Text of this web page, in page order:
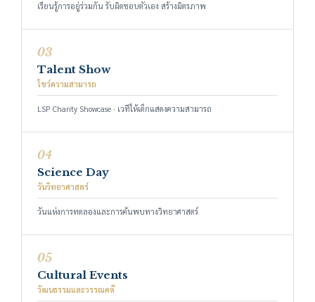
เรียนรู้การอยู่ร่วมกัน รับผิดชอบตัวเอง สร้างมิตรภาพ
03
Talent Show
โชว์ความสามารถ
LSP Charity Showcase · เวทีให้เด็กแสดงความสามารถ
04
Science Day
วันวิทยาศาสตร์
วันแห่งการทดลองและการค้นพบทางวิทยาศาสตร์
05
Cultural Events
วัฒนธรรมและวรรณคดี